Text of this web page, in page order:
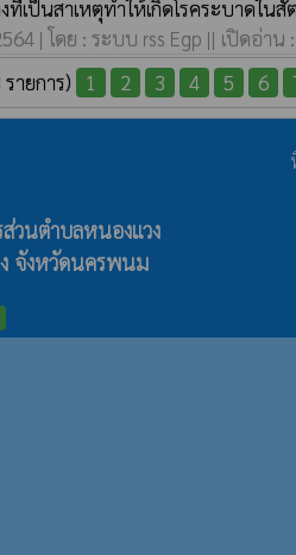
เป็นสาเหตุทำให้เกิดโรคระบาดในสั
| โดย : ระบบ rss Egp || เปิดอ่าน
ายการ)
1 2 3 4 5 6
วนตำบลหนองแวง
จังหวัดนครพนม